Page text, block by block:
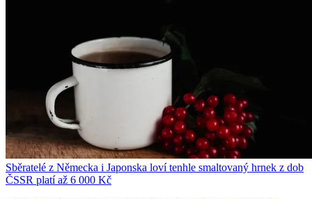
Sběratelé z Německa i Japonska loví tenhle smaltovaný hrnek z dob
ČSSR platí až 6 000 Kč